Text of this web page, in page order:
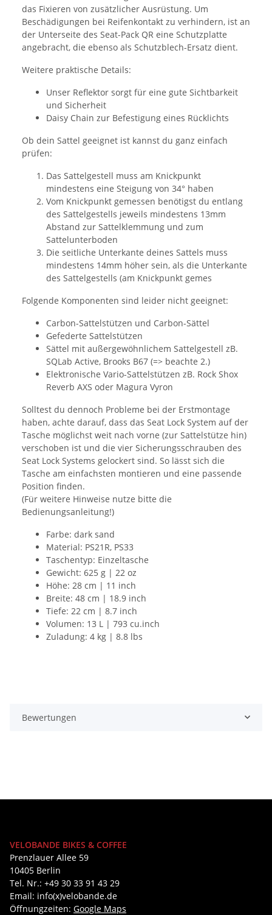
das Fixieren von zusätzlicher Ausrüstung. Um
Beschädigungen bei Reifenkontakt zu verhindern, ist an
der Unterseite des Seat-Pack QR eine Schutzplatte
angebracht, die ebenso als Schutzblech-Ersatz dient.
Weitere praktische Details:
Unser Reflektor sorgt für eine gute Sichtbarkeit
und Sicherheit
Daisy Chain zur Befestigung eines Rücklichts
Ob dein Sattel geeignet ist kannst du ganz einfach
prüfen:
Das Sattelgestell muss am Knickpunkt
mindestens eine Steigung von 34° haben
Vom Knickpunkt gemessen benötigst du entlang
des Sattelgestells jeweils mindestens 13mm
Abstand zur Sattelklemmung und zum
Sattelunterboden
Die seitliche Unterkante deines Sattels muss
mindestens 14mm höher sein, als die Unterkante
des Sattelgestells (am Knickpunkt gemes
Folgende Komponenten sind leider nicht geeignet:
Carbon-Sattelstützen und Carbon-Sättel
Gefederte Sattelstützen
Sättel mit außergewöhnlichem Sattelgestell zB.
SQLab Active, Brooks B67 (=> beachte 2.)
Elektronische Vario-Sattelstützen zB. Rock Shox
Reverb AXS oder Magura Vyron
Solltest du dennoch Probleme bei der Erstmontage
haben, achte darauf, dass das Seat Lock System auf der
Tasche möglichst weit nach vorne (zur Sattelstütze hin)
verschoben ist und die vier Sicherungsschrauben des
Seat Lock Systems gelockert sind. So lässt sich die
Tasche am einfachsten montieren und eine passende
Position finden.
(Für weitere Hinweise nutze bitte die
Bedienungsanleitung!)
Farbe: dark sand
Material: PS21R, PS33
Taschentyp: Einzeltasche
Gewicht: 625 g | 22 oz
Höhe: 28 cm | 11 inch
Breite: 48 cm | 18.9 inch
Tiefe: 22 cm | 8.7 inch
Volumen: 13 L | 793 cu.inch
Zuladung: 4 kg | 8.8 lbs
Bewertungen
VELOBANDE BIKES & COFFEE
Prenzlauer Allee 59
10405 Berlin
Tel. Nr.: +49 30 33 91 43 29
Email: info(x)velobande.de
Öffnungzeiten: Google Maps